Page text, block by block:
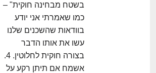
בשטח מבחינה חוקית" –
כמו שאמרתי אני יודע
בוודאות שהשכנים שלנו
עשו את אותו הדבר
בצורה חוקית לחלוטין. 4.
אשמח אם תיתן רקע על